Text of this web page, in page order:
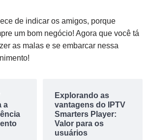
de indicar os amigos, porque
um bom negócio! Agora que você tá
as malas e se embarcar nessa
a
Explorando as
vantagens do IPTV
Smarters Player:
Valor para os
usuários